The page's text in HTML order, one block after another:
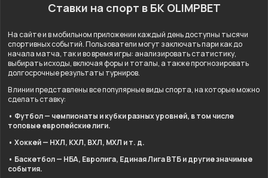
Ставки на спорт в БК OLIMPBET
На сайте и в мобильном приложении каждый день доступны тысячи
спортивных событий. Пользователи могут заключать пари как до
начала матча, так и во время игры: анализировать статистику,
выбирать исходы, включая форы и тоталы, а также прогнозировать
долгосрочные результаты турниров.
В линии представлены все популярные виды спорта, на которые можно
сделать ставку:
• Футбол — чемпионаты и кубки разных уровней, в том числе
топовые европейские лиги.
• Хоккей — НХЛ, КХЛ, ВХЛ, МХЛ и т. д.
• Баскетбол — НБА, Евролига, Единая Лига ВТБ и другие значимые
события.